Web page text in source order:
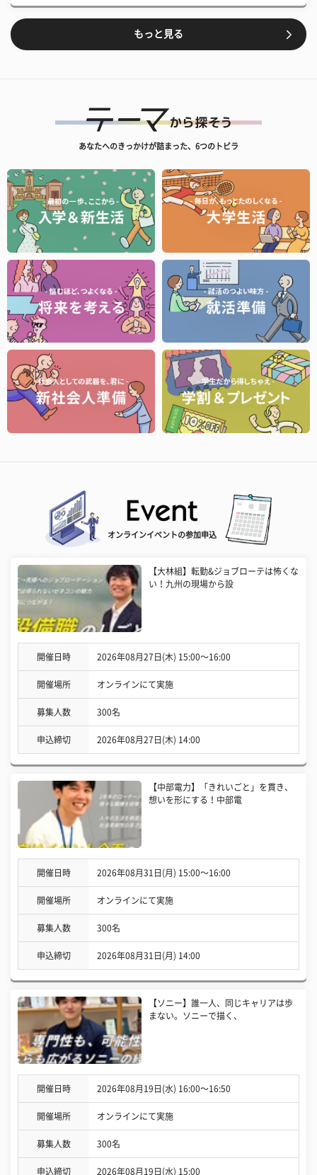
もっと見る
あなたへのきっかけが詰まった、6つのトビラ
オンラインイベントの参加申込
【大林組】転勤&ジョブローテは怖くな
い！九州の現場から設
開催日時 2026年08月27日(木) 15:00〜16:00
開催場所 オンラインにて実施
募集人数 300名
申込締切 2026年08月27日(木) 14:00
【中部電力】「きれいごと」を貫き、
想いを形にする！中部電
開催日時 2026年08月31日(月) 15:00〜16:00
開催場所 オンラインにて実施
募集人数 300名
申込締切 2026年08月31日(月) 14:00
【ソニー】誰一人、同じキャリアは歩
まない。ソニーで描く、
開催日時 2026年08月19日(水) 16:00〜16:50
開催場所 オンラインにて実施
募集人数 300名
申込締切 2026年08月19日(水) 15:00